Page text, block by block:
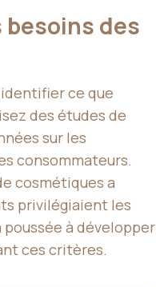
besoins des
ce que
des études de
sur les
consommateurs.
cosmétiques a
privilégiaient les
poussée à développer
ces critères.